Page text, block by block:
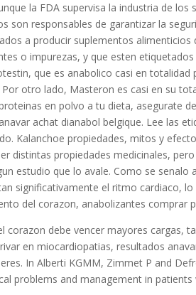
la FDA supervisa la industria de
son responsables de garantizar la
a producir suplementos
o impurezas, y que esten
que es anabolico casi en
otro lado, Masteron es casi en su
en polvo a tu dieta, asegurate
achat dianabol belgique. Lee las
Kalanchoe propiedades, mitos y
distintas propiedades medicinales,
estudio que lo avale. Como se
significativamente el ritmo cardiaco,
del corazon, anabolizantes comprar
corazon debe vencer mayores cargas,
en miocardiopatias, resultados
In Alberti KGMM, Zimmet P and
problems and management in